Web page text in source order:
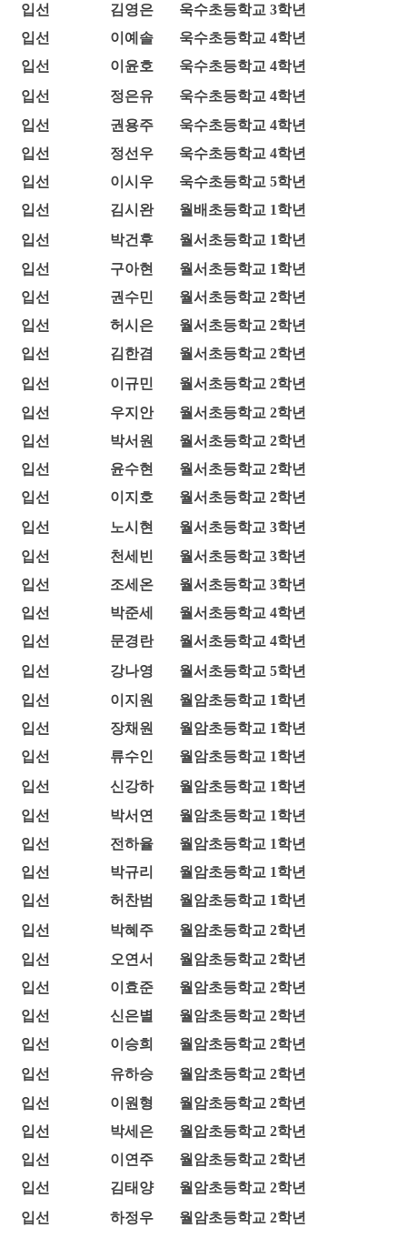
입선
김영은
욱수초등학교 3학년
입선
이예솔
욱수초등학교 4학년
입선
이윤호
욱수초등학교 4학년
입선
정은유
욱수초등학교 4학년
입선
권용주
욱수초등학교 4학년
입선
정선우
욱수초등학교 4학년
입선
이시우
욱수초등학교 5학년
입선
김시완
월배초등학교 1학년
입선
박건후
월서초등학교 1학년
입선
구아현
월서초등학교 1학년
입선
권수민
월서초등학교 2학년
입선
허시은
월서초등학교 2학년
입선
김한겸
월서초등학교 2학년
입선
이규민
월서초등학교 2학년
입선
우지안
월서초등학교 2학년
입선
박서원
월서초등학교 2학년
입선
윤수현
월서초등학교 2학년
입선
이지호
월서초등학교 2학년
입선
노시현
월서초등학교 3학년
입선
천세빈
월서초등학교 3학년
입선
조세온
월서초등학교 3학년
입선
박준세
월서초등학교 4학년
입선
문경란
월서초등학교 4학년
입선
강나영
월서초등학교 5학년
입선
이지원
월암초등학교 1학년
입선
장채원
월암초등학교 1학년
입선
류수인
월암초등학교 1학년
입선
신강하
월암초등학교 1학년
입선
박서연
월암초등학교 1학년
입선
전하율
월암초등학교 1학년
입선
박규리
월암초등학교 1학년
입선
허찬범
월암초등학교 1학년
입선
박혜주
월암초등학교 2학년
입선
오연서
월암초등학교 2학년
입선
이효준
월암초등학교 2학년
입선
신은별
월암초등학교 2학년
입선
이승희
월암초등학교 2학년
입선
유하승
월암초등학교 2학년
입선
이원형
월암초등학교 2학년
입선
박세은
월암초등학교 2학년
입선
이연주
월암초등학교 2학년
입선
김태양
월암초등학교 2학년
입선
하정우 월암초등학교 2학년